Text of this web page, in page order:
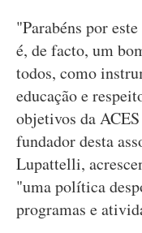
"Parabéns por
é, de facto, um
todos, como
educação e
objetivos da
fundador desta
Lupattelli,
"uma política
programas e